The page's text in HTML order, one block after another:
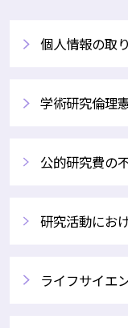
個人情報の取
学術研究倫理
公的研究費の
研究活動にお
ライフサイエ